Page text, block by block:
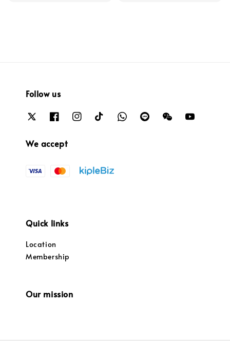
Follow us
We accept
Quick links
Location
Membership
Our mission